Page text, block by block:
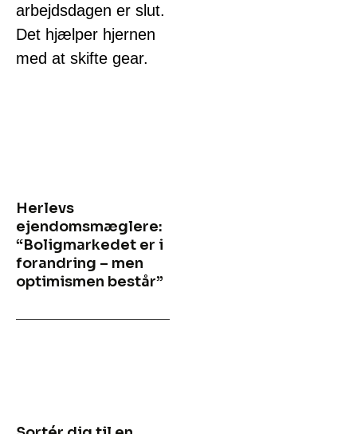
arbejdsdagen er slut.
Det hjælper hjernen
med at skifte gear.
Herlevs
ejendomsmæglere:
“Boligmarkedet er i
forandring – men
optimismen består”